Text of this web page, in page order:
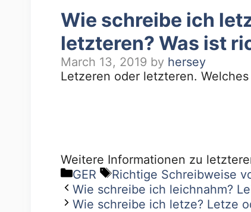
Wie schreibe ich
letzteren? Was ist
March 13, 2019 by hersey
Letzeren oder letzteren.
Weitere Informationen zu
GER
Richtige Schreibweise
Wie schreibe ich leichnahm?
Wie schreibe ich letze? Letze